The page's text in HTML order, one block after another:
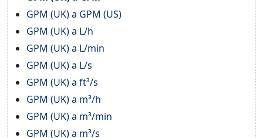
GPM (UK) a GPM (US)
GPM (UK) a L/h
GPM (UK) a L/min
GPM (UK) a L/s
GPM (UK) a ft³/s
GPM (UK) a m³/h
GPM (UK) a m³/min
GPM (UK) a m³/s